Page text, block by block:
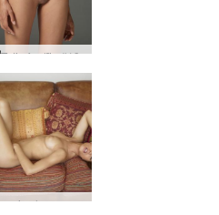
Teti afrodīte #19
Caprice lounge daļa1 #45